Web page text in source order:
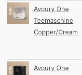
Avoury One
Teemaschine
Copper/Cream
Avoury One